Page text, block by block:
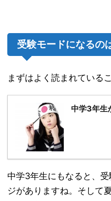
受験モードになるの
まずはよく読まれている
中学3年生
中学3年生にもなると、
ジがありますね。そして